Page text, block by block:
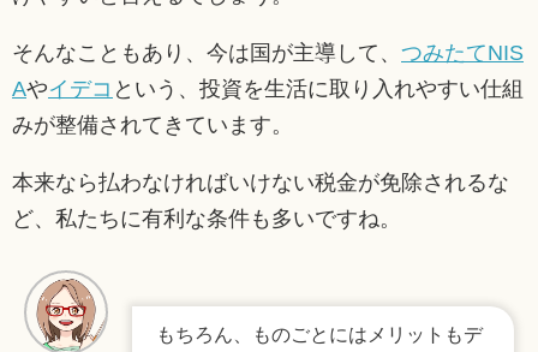
そんなこともあり、今は国が主導して、 つみたてNIS
Aやイデコ という、投資を生活に取り入れやすい仕組
みが整備されてきています。
本来なら払わなければいけない税金が免除されるな
ど、私たちに有利な条件も多いですね。
もちろん、ものごとにはメリットもデ